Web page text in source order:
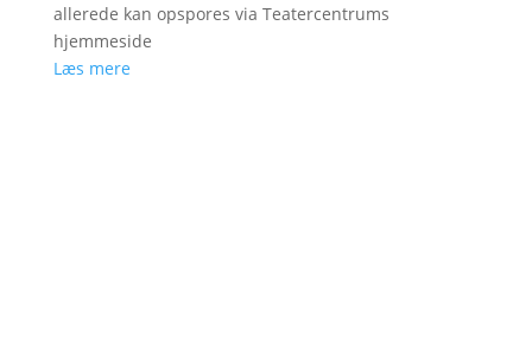
allerede kan opspores via Teatercentrums
hjemmeside
Læs mere